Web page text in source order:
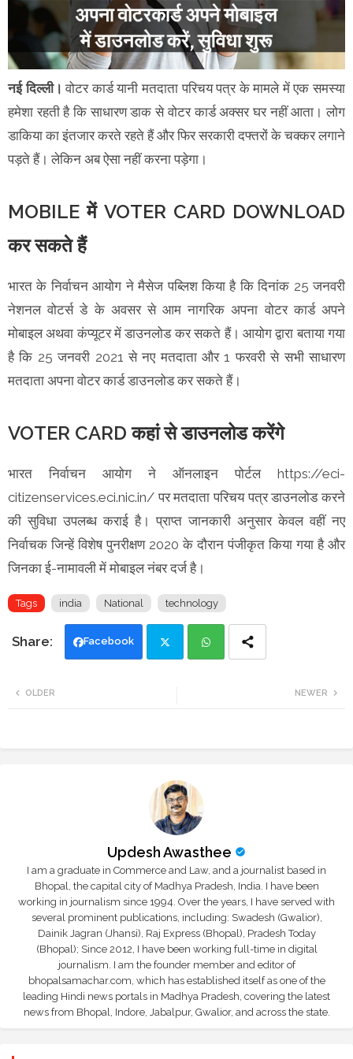
नई दिल्ली। वोटर कार्ड यानी मतदाता परिचय पत्र के मामले में एक समस्या
हमेशा रहती है कि साधारण डाक से वोटर कार्ड अक्सर घर नहीं आता। लोग
डाकिया का इंतजार करते रहते हैं और फिर सरकारी दफ्तरों के चक्कर लगाने
पड़ते हैं। लेकिन अब ऐसा नहीं करना पड़ेगा।
MOBILE में VOTER CARD DOWNLOAD
कर सकते हैं
भारत के निर्वाचन आयोग ने मैसेज पब्लिश किया है कि दिनांक 25 जनवरी
नेशनल वोटर्स डे के अवसर से आम नागरिक अपना वोटर कार्ड अपने
मोबाइल अथवा कंप्यूटर में डाउनलोड कर सकते हैं। आयोग द्वारा बताया गया
है कि 25 जनवरी 2021 से नए मतदाता और 1 फरवरी से सभी साधारण
मतदाता अपना वोटर कार्ड डाउनलोड कर सकते हैं।
VOTER CARD कहां से डाउनलोड करेंगे
भारत निर्वाचन आयोग ने ऑनलाइन पोर्टल https://eci-
citizenservices.eci.nic.in/ पर मतदाता परिचय पत्र डाउनलोड करने
की सुविधा उपलब्ध कराई है। प्राप्त जानकारी अनुसार केवल वहीं नए
निर्वाचक जिन्हें विशेष पुनरीक्षण 2020 के दौरान पंजीकृत किया गया है और
जिनका ई-नामावली में मोबाइल नंबर दर्ज है।
Tags india National technology
Facebook
NEWER
OLDER
Updesh Awasthee
I am a graduate in Commerce and Law, and a journalist based in
Bhopal, the capital city of Madhya Pradesh, India. I have been
working in journalism since 1994. Over the years, I have served with
several prominent publications, including: Swadesh (Gwalior),
Dainik Jagran (Jhansi), Raj Express (Bhopal), Pradesh Today
(Bhopal); Since 2012, I have been working full-time in digital
journalism. I am the founder member and editor of
bhopalsamachar.com, which has established itself as one of the
leading Hindi news portals in Madhya Pradesh, covering the latest
news from Bhopal, Indore, Jabalpur, Gwalior, and across the state.